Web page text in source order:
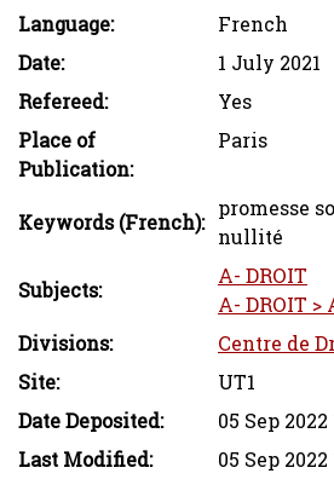
Language:
French
Date:
1 July 2021
Refereed:
Yes
Place of
Publication:
Paris
Keywords (French):
promesse
nullité
Subjects:
A- DROIT
A- DROIT
Divisions:
Centre de
Site:
UT1
Date Deposited:
05 Sep 2022
Last Modified:
05 Sep 2022